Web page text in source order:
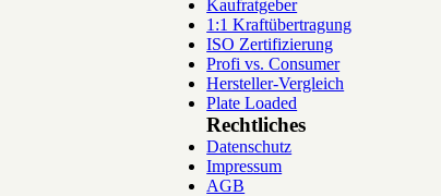
Kaufratgeber
1:1 Kraftübertragung
ISO Zertifizierung
Profi vs. Consumer
Hersteller-Vergleich
Plate Loaded
Rechtliches
Datenschutz
Impressum
AGB